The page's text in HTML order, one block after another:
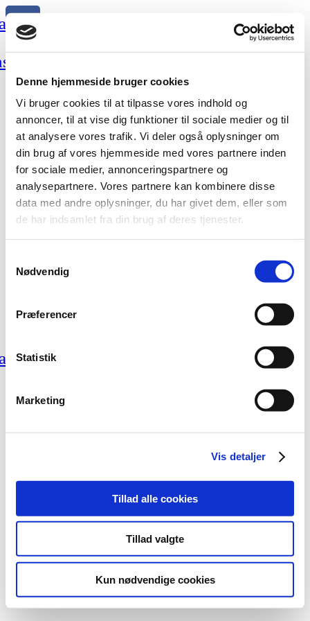
Denne hjemmeside bruger cookies
Vi bruger cookies til at tilpasse vores indhold og
annoncer, til at vise dig funktioner til sociale medier og til
at analysere vores trafik. Vi deler også oplysninger om
din brug af vores hjemmeside med vores partnere inden
for sociale medier, annonceringspartnere og
analysepartnere. Vores partnere kan kombinere disse
data med andre oplysninger, du har givet dem, eller som
de har indsamlet fra din brug af deres tjenester.
Nødvendig
Præferencer
Statistik
Marketing
Vis detaljer
Tillad alle cookies
Tillad valgte
Kun nødvendige cookies
Menu
Cookiepolitik
Odense Banegård
Østre Stationsvej 27
5000 Odense C
Firmaordning
Menu
Instagram